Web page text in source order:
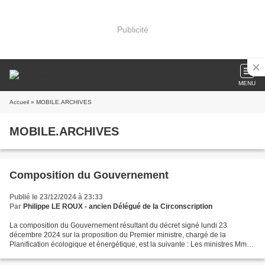
Publicité
MENU
Accueil » MOBILE.ARCHIVES
MOBILE.ARCHIVES
Composition du Gouvernement
Publié le 23/12/2024 à 23:33
Par Philippe LE ROUX - ancien Délégué de la Circonscription
La composition du Gouvernement résultant du décret signé lundi 23
décembre 2024 sur la proposition du Premier ministre, chargé de la
Planification écologique et énergétique, est la suivante : Les ministres Mme